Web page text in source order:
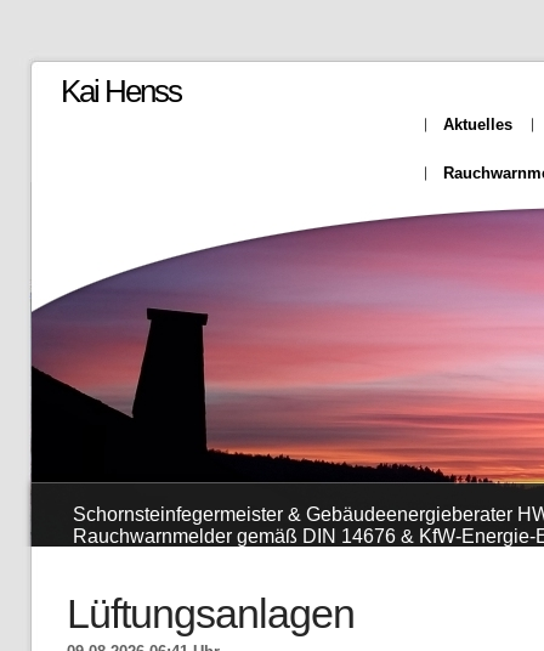
Schornsteinfegermeister & Gebäudeenergieberater
Rauchwarnmelder gemäß DIN 14676 & KfW-Energie-
Kai Henss
Aktuelles
Lüftungsanlagen